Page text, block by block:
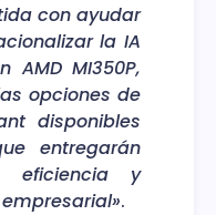
con ayudar
la IA
AMD MI350P,
opciones de
disponibles
entregarán
eficiencia y
.